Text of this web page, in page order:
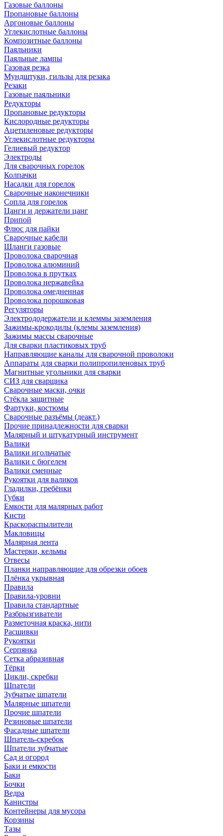
Газовые баллоны
Пропановые баллоны
Аргоновые баллоны
Углекислотные баллоны
Композитные баллоны
Паяльники
Паяльные лампы
Газовая резка
Мундштуки, гильзы для резака
Резаки
Газовые паяльники
Редукторы
Пропановые редукторы
Кислородные редукторы
Ацетиленовые редукторы
Углекислотные редукторы
Гелиевый редуктор
Электроды
Для сварочных горелок
Колпачки
Насадки для горелок
Сварочные наконечники
Сопла для горелок
Цанги и держатели цанг
Припой
Флюс для пайки
Сварочные кабели
Шланги газовые
Проволока сварочная
Проволока алюминий
Проволока в прутках
Проволока нержавейка
Проволока омедненная
Проволока порошковая
Регуляторы
Электрододержатели и клеммы заземления
Зажимы-крокодилы (клемы заземления)
Зажимы массы сварочные
Для сварки пластиковых труб
Направляющие каналы для сварочной проволоки
Аппараты для сварки полипропиленовых труб
Магнитные угольники для сварки
СИЗ для сварщика
Сварочные маски, очки
Стёкла защитные
Фартуки, костюмы
Сварочные разъёмы (деакт.)
Прочие принадлежности для сварки
Малярный и штукатурный инструмент
Валики
Валики игольчатые
Валики с бюгелем
Валики сменные
Рукоятки для валиков
Гладилки, гребёнки
Губки
Емкости для малярных работ
Кисти
Краскораспылители
Макловицы
Малярная лента
Мастерки, кельмы
Отвесы
Планки направляющие для обрезки обоев
Плёнка укрывная
Правила
Правила-уровни
Правила стандартные
Разбрызгиватели
Разметочная краска, нити
Расшивки
Рукоятки
Серпянка
Сетка абразивная
Тёрки
Цикли, скребки
Шпатели
Зубчатые шпатели
Малярные шпатели
Прочие шпатели
Резиновые шпатели
Фасадные шпатели
Шпатель-скребок
Шпатели зубчатые
Сад и огород
Баки и емкости
Баки
Бочки
Ведра
Канистры
Контейнеры для мусора
Корзины
Тазы